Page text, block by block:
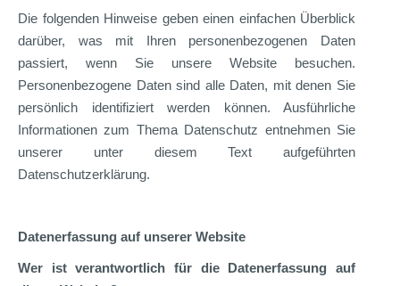
Die folgenden Hinweise geben einen einfachen Überblick
darüber, was mit Ihren personenbezogenen Daten
passiert, wenn Sie unsere Website besuchen.
Personenbezogene Daten sind alle Daten, mit denen Sie
persönlich identifiziert werden können. Ausführliche
Informationen zum Thema Datenschutz entnehmen Sie
unserer unter diesem Text aufgeführten
Datenschutzerklärung.
Datenerfassung auf unserer Website
Wer ist verantwortlich für die Datenerfassung auf